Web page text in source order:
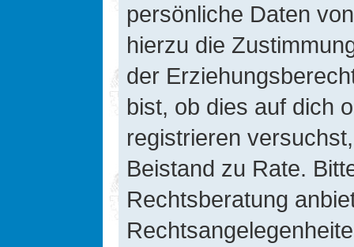
persönliche Daten
hierzu die
der
bist, ob dies auf dich
registrieren
Beistand zu Rate.
Rechtsberatung